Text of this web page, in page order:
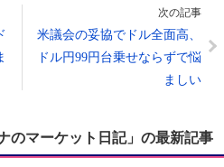
次の記事
米議会の妥協でドル全面高、
ドル円99円台乗せならずで悩
ましい
のマーケット日記」の最新記事